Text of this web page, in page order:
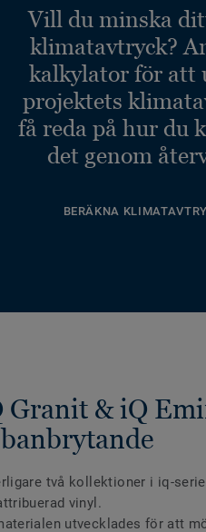
Vill du minska
klimatavtryck?
kalkylator för att
projektets
få reda på hur du
det genom
BERÄKNA
Granit & iQ
två kollektioner i iq-
vinyl.
utvecklades för att